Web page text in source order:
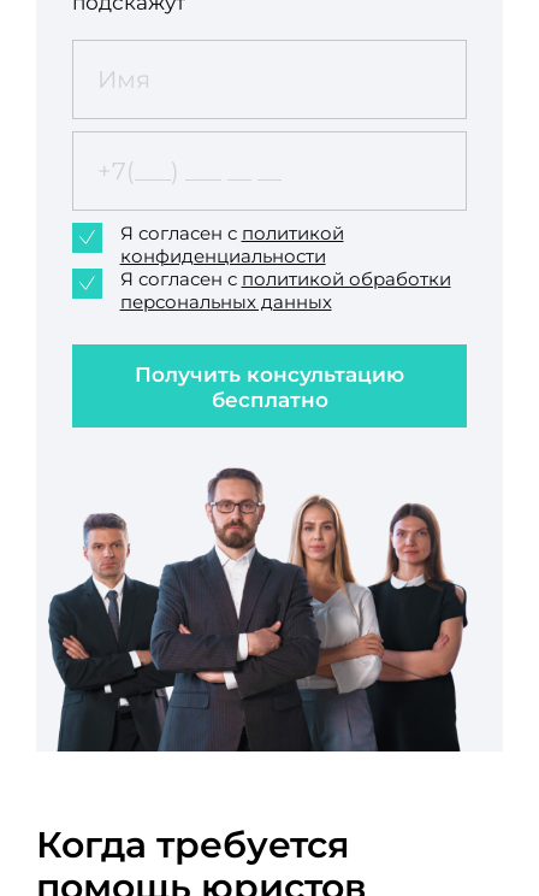
Получить консультацию
бесплатно
Я согласен с политикой
конфиденциальности
Я согласен с политикой обработки
персональных данных
Когда требуется
помощь юристов